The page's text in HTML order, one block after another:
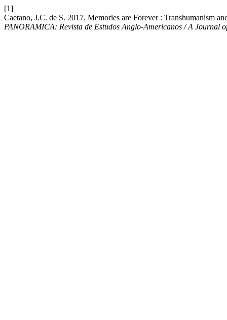
[1]
Caetano, J.C. de S. 2017. Memories are Forever : Transhumanism
PANORAMICA: Revista de Estudos Anglo-Americanos / A Journal